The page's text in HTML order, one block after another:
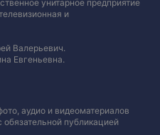
унитарное предприятие
и
Валерьевич.
Евгеньевна.
аудио и видеоматериалов
публикацией